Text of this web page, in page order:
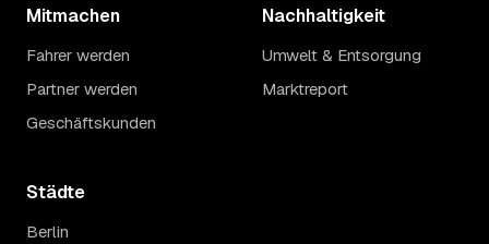
Mitmachen
Fahrer werden
Partner werden
Geschäftskunden
Nachhaltigkeit
Umwelt & Entsorgung
Marktreport
Städte
Berlin